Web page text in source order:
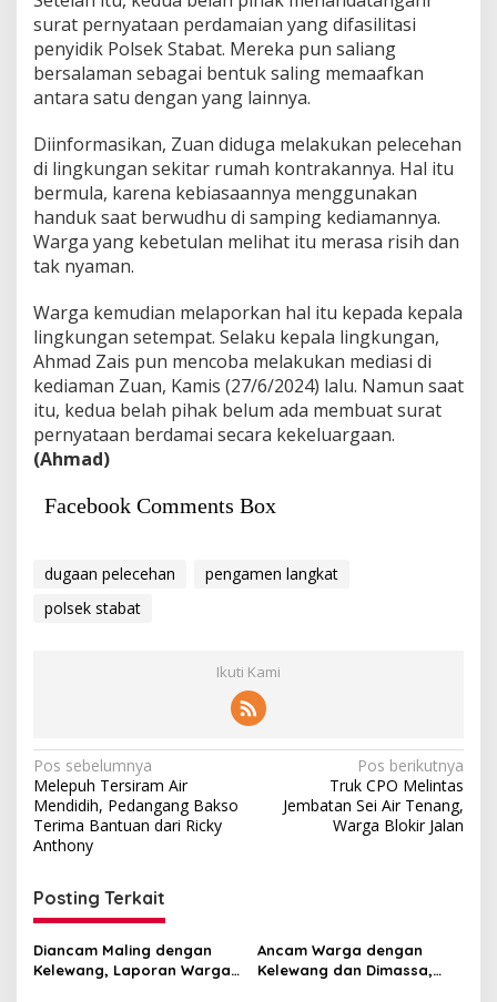
surat pernyataan perdamaian yang difasilitasi
penyidik Polsek Stabat. Mereka pun saliang
bersalaman sebagai bentuk saling memaafkan
antara satu dengan yang lainnya.
Diinformasikan, Zuan diduga melakukan pelecehan
di lingkungan sekitar rumah kontrakannya. Hal itu
bermula, karena kebiasaannya menggunakan
handuk saat berwudhu di samping kediamannya.
Warga yang kebetulan melihat itu merasa risih dan
tak nyaman.
Warga kemudian melaporkan hal itu kepada kepala
lingkungan setempat. Selaku kepala lingkungan,
Ahmad Zais pun mencoba melakukan mediasi di
kediaman Zuan, Kamis (27/6/2024) lalu. Namun saat
itu, kedua belah pihak belum ada membuat surat
pernyataan berdamai secara kekeluargaan.
(Ahmad)
Facebook Comments Box
dugaan pelecehan
pengamen langkat
polsek stabat
Ikuti Kami
Navigasi
pos
Pos sebelumnya
Melepuh Tersiram Air
Mendidih, Pedangang Bakso
Terima Bantuan dari Ricky
Anthony
Pos berikutnya
Truk CPO Melintas
Jembatan Sei Air Tenang,
Warga Blokir Jalan
Posting Terkait
Diancam Maling dengan
Kelewang, Laporan Warga
Ancam Warga dengan
Kelewang dan Dimassa,